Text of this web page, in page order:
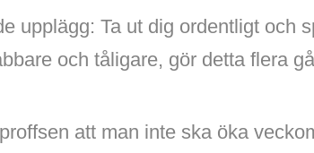
upplägg: Ta ut dig ordentligt och
och tåligare, gör detta flera
att man inte ska öka